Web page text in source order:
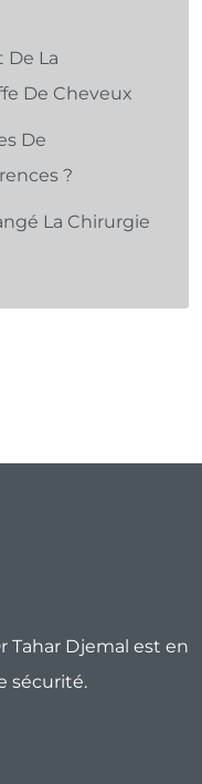
De La
De Cheveux
De
?
La Chirurgie
Tahar Djemal est en
sécurité.